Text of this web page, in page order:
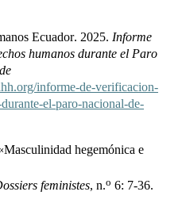
Ecuador. 2025. Informe
humanos durante el Paro
informe-de-verificacion-
el-paro-nacional-de-
hegemónica e
feministes, n.o 6: 7-36.